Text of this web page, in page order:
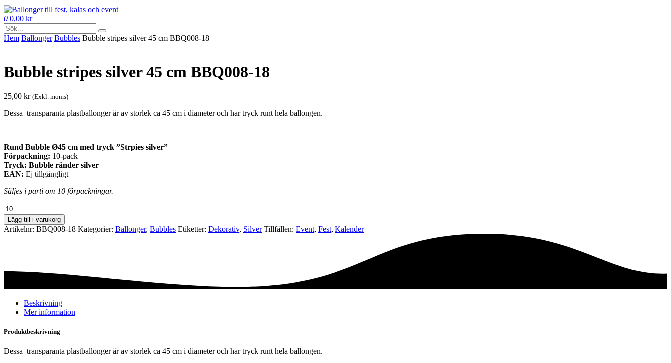
0 0,00 kr
Hem Ballonger Bubbles Bubble stripes silver 45 cm BBQ008-18
Bubble stripes silver 45 cm BBQ008-18
25,00 kr (Exkl. moms)
Dessa transparanta plastballonger är av storlek ca 45 cm i diameter och har tryck runt hela ballongen.
Rund Bubble Ø45 cm med tryck ”Strpies silver”
Förpackning: 10-pack
Tryck: Bubble ränder silver
EAN: Ej tillgängligt
Säljes i parti om 10 förpackningar.
Bubble
stripes
silver
45
mängd
Lägg till i varukorg
Artikelnr: BBQ008-18 Kategorier: Ballonger, Bubbles Etiketter: Dekorativ, Silver Tillfällen: Event, Fest, Kalender
Beskrivning
Mer information
Produktbeskrivning
Dessa transparanta plastballonger är av storlek ca 45 cm i diameter och har tryck runt hela ballongen.